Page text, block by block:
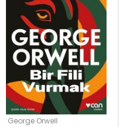
George Orwell